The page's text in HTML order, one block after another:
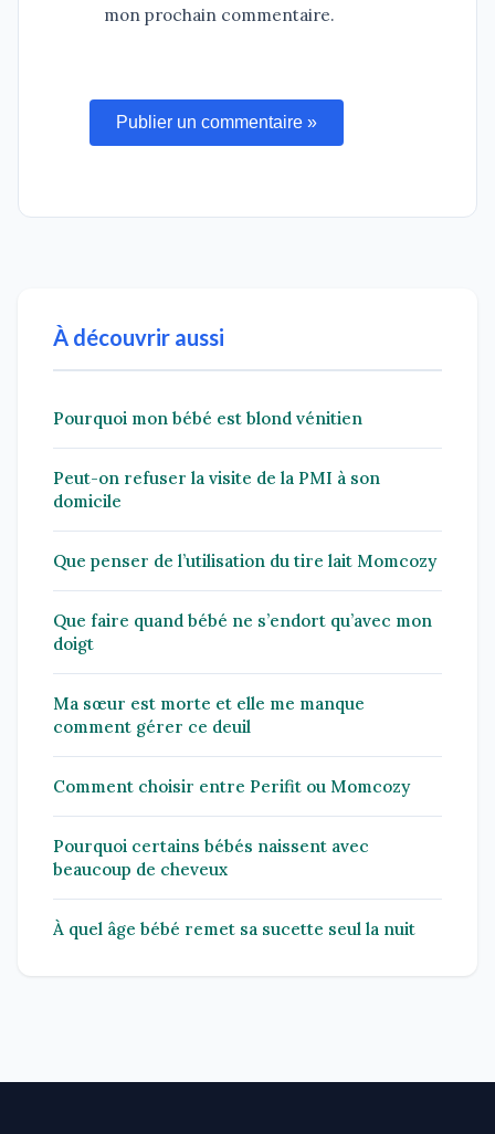
mon prochain commentaire.
Publier un commentaire »
À découvrir aussi
Pourquoi mon bébé est blond vénitien
Peut-on refuser la visite de la PMI à son
domicile
Que penser de l’utilisation du tire lait Momcozy
Que faire quand bébé ne s’endort qu’avec mon
doigt
Ma sœur est morte et elle me manque
comment gérer ce deuil
Comment choisir entre Perifit ou Momcozy
Pourquoi certains bébés naissent avec
beaucoup de cheveux
À quel âge bébé remet sa sucette seul la nuit